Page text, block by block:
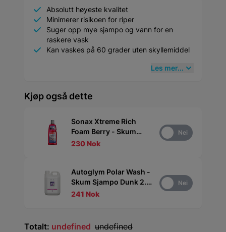
Totalt: undefined undefined
Absolutt høyeste kvalitet
Minimerer risikoen for riper
Suger opp mye sjampo og vann for en
raskere vask
Kan vaskes på 60 grader uten skyllemiddel
Les mer...
Kjøp også dette
Sonax Xtreme Rich
Foam Berry - Skum
sjampo 1 l
230 Nok
Nei
Autoglym Polar Wash -
Skum Sjampo Dunk 2.5
l241 Nok
Nei